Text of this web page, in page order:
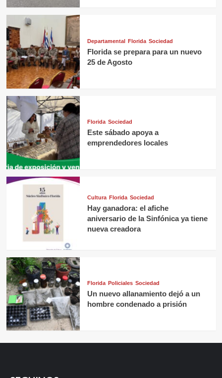
Departamental Florida Sociedad
Florida se prepara para un nuevo
25 de Agosto
Florida Sociedad
Este sábado apoya a
emprendedores locales
Cultura Florida Sociedad
Hay ganadora: el afiche
aniversario de la Sinfónica ya tiene
nueva creadora
Florida Policiales Sociedad
Un nuevo allanamiento dejó a un
hombre condenado a prisión